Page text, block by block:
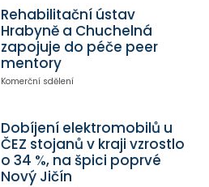
Rehabilitační ústav
Hrabyně a Chuchelná
zapojuje do péče peer
mentory
Komerční sdělení
Dobíjení elektromobilů u
ČEZ stojanů v kraji vzrostlo
o 34 %, na špici poprvé
Nový Jičín